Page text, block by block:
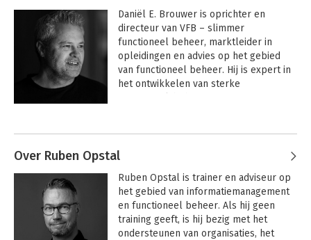
SAMEN MAKEN WE FUNCTIONEEL BEHEER BETER!
Daniël E. Brouwer is oprichter en
directeur van VFB – slimmer
functioneel beheer, marktleider in
opleidingen en advies op het gebied
van functioneel beheer. Hij is expert in
het ontwikkelen van sterke
Over Ruben Opstal
Ruben Opstal is trainer en adviseur op
het gebied van informatiemanagement
en functioneel beheer. Als hij geen
training geeft, is hij bezig met het
ondersteunen van organisaties, het